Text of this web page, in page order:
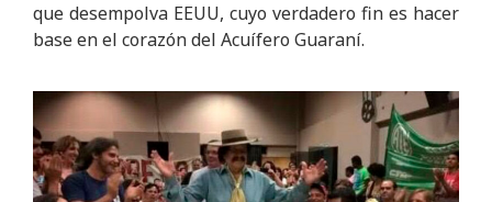
que desempolva EEUU, cuyo verdadero fin es hacer
base en el corazón del Acuífero Guaraní.